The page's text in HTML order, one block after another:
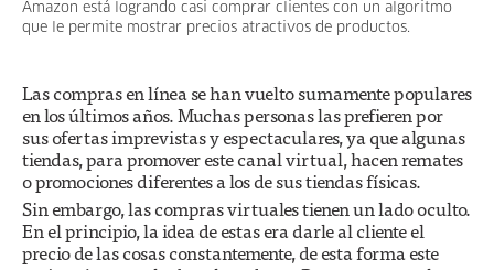
Amazon está logrando casi comprar clientes con un algoritmo
que le permite mostrar precios atractivos de productos.
Las compras en línea se han vuelto sumamente populares
en los últimos años. Muchas personas las prefieren por
sus ofertas imprevistas y espectaculares, ya que algunas
tiendas, para promover este canal virtual, hacen remates
o promociones diferentes a los de sus tiendas físicas.
Sin embargo, las compras virtuales tienen un lado oculto.
En el principio, la idea de estas era darle al cliente el
precio de las cosas constantemente, de esta forma este